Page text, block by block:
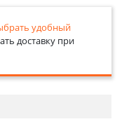
удобный
доставку при